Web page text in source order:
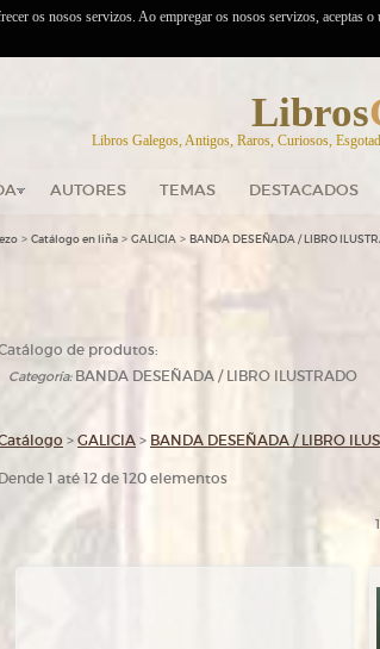
Libros
Libros Galegos, Antigos, Raros, Curiosos,
AUTORES TEMAS DESTACADOS
> Catálogo en liña > GALICIA > BANDA DESEÑADA / LIBRO
de produtos:
Categoría:BANDA DESEÑADA / LIBRO ILUSTRADO
> GALICIA > BANDA DESEÑADA / LIBRO
Dende 1 até 12 de 120 elementos
1
os nosos servizos. Ao empregar os nosos servizos, aceptas o